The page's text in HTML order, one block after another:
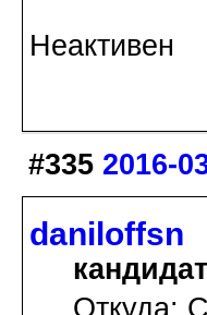
Неактивен
#335 2016-
daniloffsn